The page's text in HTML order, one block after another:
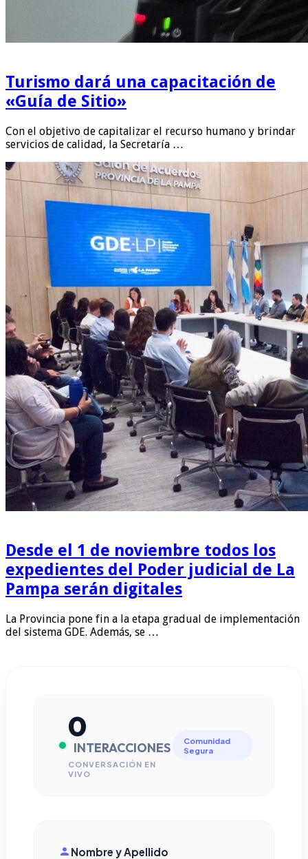
Turismo dará una capacitación de
«Guía de Sitio»
Con el objetivo de capitalizar el recurso humano y brindar
servicios de calidad, la Secretaría …
Desde el 1 de noviembre todos los
expedientes del Poder judicial de La
Pampa serán digitales
La Provincia pone fin a la etapa gradual de implementación
del sistema GDE. Además, se …
0
INTERACCIONES
CONVERSACIÓN EN
VIVO
Comunidad
Segura
Nombre y Apellido